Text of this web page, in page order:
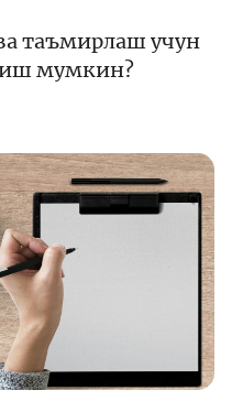
таъмирлаш учун
мумкин?